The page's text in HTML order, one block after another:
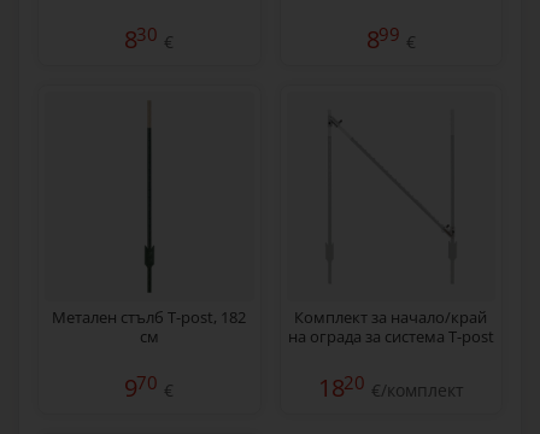
830 € 899 €
Метален стълб T-post, 182
см
970 €
Комплект за начало/край
на ограда за система T-post
1820 €/комплект